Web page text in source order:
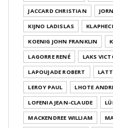
JACCARD CHRISTIAN
KIJNO LADISLAS
KOENIG JOHN FRANKLIN
LAGORRE RENÉ
LAKS
LAPOUJADE ROBERT
LEROY PAUL
LHOTE
LOFENIA JEAN-CLAUDE
MACKENDREE WILLIAM